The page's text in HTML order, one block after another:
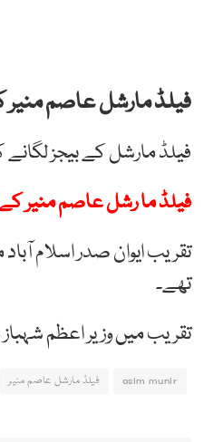
فیلڈ مارشل عاصم منیر
فیلڈ مارشل کے بیجز لگانے
فیلڈ ما رشل عاصم منیر کے
تقریب ایوان صدر اسلام
تھے۔
تقریب میں وزیر اعظم
asim munir فیلڈ مارشل عاصم منیر